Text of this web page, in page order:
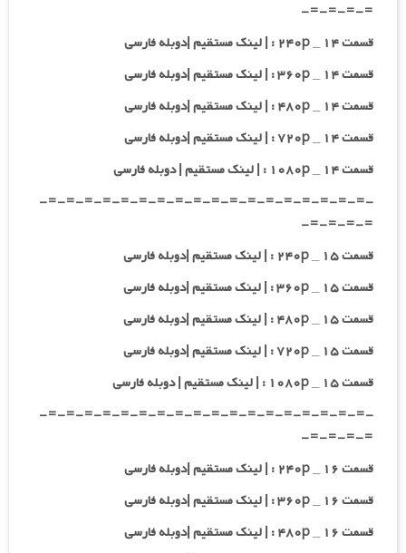
=-=-=-=-
قسمت ۱۴ _ ۲۴۰p : | لینک مستقیم |دوبله فارسی
قسمت ۱۴ _ ۳۶۰p : | لینک مستقیم |دوبله فارسی
قسمت ۱۴ _ ۴۸۰p : | لینک مستقیم |دوبله فارسی
قسمت ۱۴ _ ۷۲۰p : | لینک مستقیم |دوبله فارسی
قسمت ۱۴ _ ۱۰۸۰p : | لینک مستقیم | دوبله فارسی
-=-=-=-=-=-=-=-=-=-=-=-=-=-=-=-=-=-=-
=-=-=-=-
قسمت ۱۵ _ ۲۴۰p : | لینک مستقیم |دوبله فارسی
قسمت ۱۵ _ ۳۶۰p : | لینک مستقیم |دوبله فارسی
قسمت ۱۵ _ ۴۸۰p : | لینک مستقیم |دوبله فارسی
قسمت ۱۵ _ ۷۲۰p : | لینک مستقیم |دوبله فارسی
قسمت ۱۵ _ ۱۰۸۰p : | لینک مستقیم | دوبله فارسی
-=-=-=-=-=-=-=-=-=-=-=-=-=-=-=-=-=-=-
=-=-=-=-
قسمت ۱۶ _ ۲۴۰p : | لینک مستقیم |دوبله فارسی
قسمت ۱۶ _ ۳۶۰p : | لینک مستقیم |دوبله فارسی
قسمت ۱۶ _ ۴۸۰p : | لینک مستقیم |دوبله فارسی